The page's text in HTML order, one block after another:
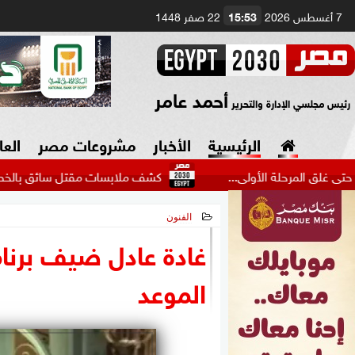
7 أغسطس 2026 15:53 22 صفر 1448
رئيس مجلسي الإدارة والتحرير أحمد عامر
الرئيسية الأخبار
الرئاسة
دين وفتاوى
مشروعات مصر
كشف ملابسات مقتل سائق بالخصوص.. خلاف الأولى...
الفنون
غادة عادل ضيف
الموعد